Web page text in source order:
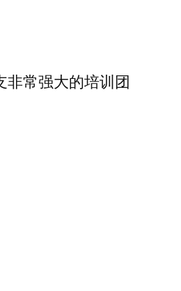
非常强大的培训团